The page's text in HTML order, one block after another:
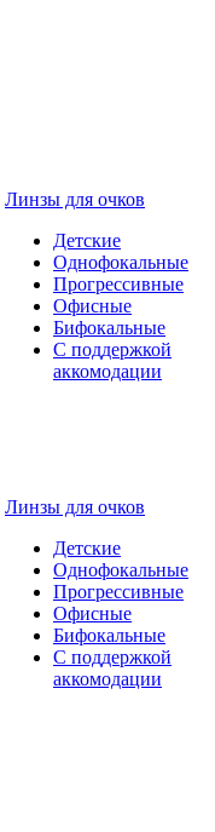
Линзы для очков
Детские
Однофокальные
Прогрессивные
Офисные
Бифокальные
С поддержкой
аккомодации
Линзы для очков
Детские
Однофокальные
Прогрессивные
Офисные
Бифокальные
С поддержкой
аккомодации